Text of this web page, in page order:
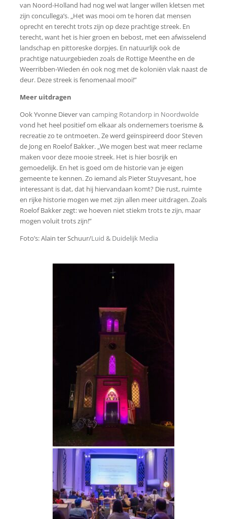
van Noord-Holland had nog wel wat langer willen kletsen met
zijn concullega’s. „Het was mooi om te horen dat mensen
oprecht en terecht trots zijn op deze prachtige streek. En
terecht, want het is hier groen en bebost, met een afwisselend
landschap en pittoreske dorpjes. En natuurlijk ook de
prachtige natuurgebieden zoals de Rottige Meenthe en de
Weerribben-Wieden én ook nog met de koloniën vlak naast de
deur. Deze streek is fenomenaal mooi!”
Meer uitdragen
Ook Yvonne Diever van camping Rotandorp in Noordwolde
vond het heel positief om elkaar als ondernemers toerisme &
recreatie zo te ontmoeten. Ze werd geïnspireerd door Steven
de Jong en Roelof Bakker. „We mogen best wat meer reclame
maken voor deze mooie streek. Het is hier bosrijk en
gemoedelijk. En het is goed om de historie van je eigen
gemeente te kennen. Zo iemand als Pieter Stuyvesant, hoe
interessant is dat, dat hij hiervandaan komt? Die rust, ruimte
en rijke historie mogen we met zijn allen meer uitdragen. Zoals
Roelof Bakker zegt: we hoeven niet stiekm trots te zijn, maar
mogen voluit trots zijn!”
Foto’s: Alain ter Schuur/Luid & Duidelijk Media